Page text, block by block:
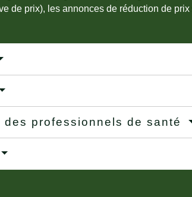
de prix), les annonces de réduction de
professionnels de santé